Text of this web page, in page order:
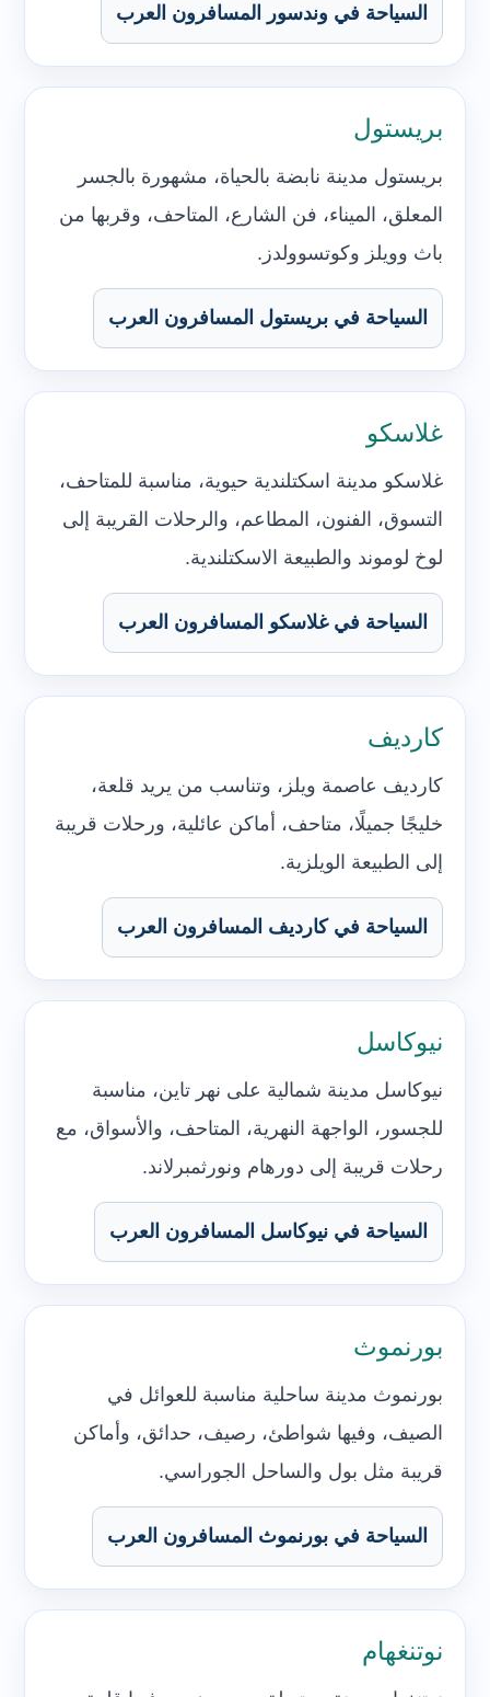
السياحة في وندسور المسافرون العرب
بريستول
بريستول مدينة نابضة بالحياة، مشهورة بالجسر
المعلق، الميناء، فن الشارع، المتاحف، وقربها من
باث وويلز وكوتسوولدز.
السياحة في بريستول المسافرون العرب
غلاسكو
غلاسكو مدينة اسكتلندية حيوية، مناسبة للمتاحف،
التسوق، الفنون، المطاعم، والرحلات القريبة إلى
لوخ لوموند والطبيعة الاسكتلندية.
السياحة في غلاسكو المسافرون العرب
كارديف
كارديف عاصمة ويلز، وتناسب من يريد قلعة،
خليجًا جميلًا، متاحف، أماكن عائلية، ورحلات قريبة
إلى الطبيعة الويلزية.
السياحة في كارديف المسافرون العرب
نيوكاسل
نيوكاسل مدينة شمالية على نهر تاين، مناسبة
للجسور، الواجهة النهرية، المتاحف، والأسواق، مع
رحلات قريبة إلى دورهام ونورثمبرلاند.
السياحة في نيوكاسل المسافرون العرب
بورنموث
بورنموث مدينة ساحلية مناسبة للعوائل في
الصيف، وفيها شواطئ، رصيف، حدائق، وأماكن
قريبة مثل بول والساحل الجوراسي.
السياحة في بورنموث المسافرون العرب
نوتنغهام